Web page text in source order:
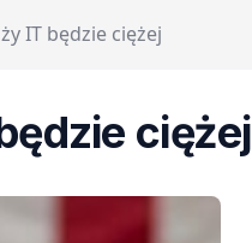
IT będzie ciężej
ciężej